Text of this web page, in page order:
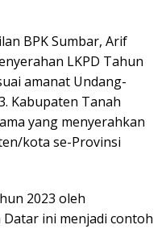
BPK Sumbar, Arif
LKPD Tahun
amanat Undang-
Kabupaten Tanah
yang menyerahkan
kota se-Provinsi
2023 oleh
ini menjadi contoh